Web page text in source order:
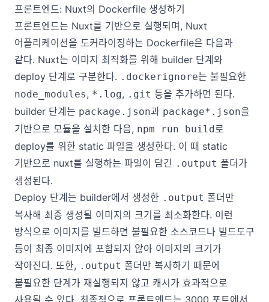
프론트엔드: Nuxt의 Dockerfile 생성하기
프론트엔드는 Nuxt를 기반으로 실행되며, Nuxt
어플리케이션을 도커라이징하는 Dockerfile은 다음과
같다. Nuxt는 이미지 최적화를 위해 builder 단계와
deploy 단계로 구분한다. .dockerignore는 불필요한
node_modules, *.log, .git 등을 추가하면 된다.
builder 단계는 package.json과 package*.json을
기반으로 모듈을 설치한 다음, npm run build로
deploy를 위한 static 파일을 생성한다. 이 때 static
기반으로 nuxt를 실행하는 파일이 담긴 .output 폴더가
생성된다.
Deploy 단계는 builder에서 생성한 .output 폴더만
복사해 최종 생성될 이미지의 크기를 최소화한다. 이런
방식으로 이미지를 빌드하면 불필요한 소스코드나 빌드도구
등이 최종 이미지에 포함되지 않아 이미지의 크기가
작아진다. 또한, .output 폴더만 복사하기 때문에
불필요한 단계가 재실행되지 않고 캐시가 효과적으로
사용될 수 있다. 최종적으로 프론트엔드는 3000 포트에서